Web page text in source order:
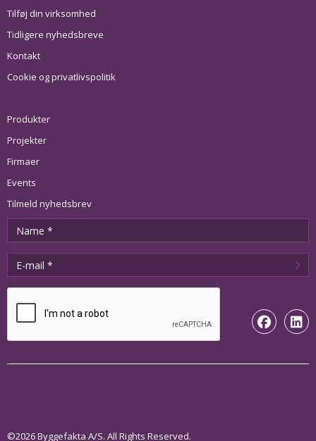
Tilføj din virksomhed
Tidligere nyhedsbreve
Kontakt
Cookie og privatlivspolitik
Produkter
Projekter
Firmaer
Events
Tilmeld nyhedsbrev
©2026 Byggefakta A/S. All Rights Reserved.